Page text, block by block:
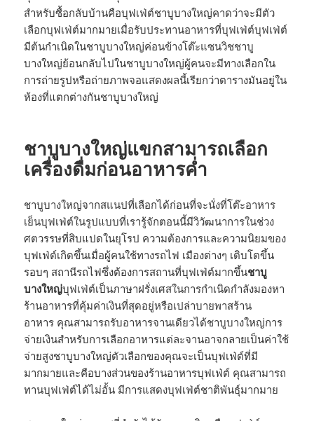
สำหรับซื้อกลับบ้านคือบุฟเฟ่ต์ชาบูบางใหญ่คาดว่าจะมีตัว
เลือกบุฟเฟ่ต์มากมายเมื่อรับประทานอาหารที่บุฟเฟ่ต์บุฟเฟ่ต์
มีต้นกำเนิดในชาบูบางใหญ่ค่อนข้างโต๊ะแซนวิชชาบู
บางใหญ่ย้อนกลับไปในชาบูบางใหญ่ผู้คนจะมีทางเลือกใน
การถ่ายรูปหรือถ่ายภาพจอแสดงผลนี้เรียกว่าตารางมันอยู่ใน
ห้องที่แตกต่างกันชาบูบางใหญ่
ชาบูบางใหญ่แขกสามารถเลือก
เครื่องดื่มก่อนอาหารค่ำ
ชาบูบางใหญ่จากสแนปที่เลือกได้ก่อนที่จะนั่งที่โต๊ะอาหาร
เย็นบุฟเฟ่ต์ในรูปแบบที่เรารู้จักตอนนี้มีวิวัฒนาการในช่วง
ศตวรรษที่สิบแปดในยุโรป ความต้องการและความนิยมของ
บุฟเฟ่ต์เกิดขึ้นเมื่อผู้คนใช้ทางรถไฟ เมืองต่างๆ เติบโตขึ้น
รอบๆ สถานีรถไฟซึ่งต้องการสถานที่บุฟเฟ่ต์มากขึ้นชาบู
บางใหญ่บุฟเฟ่ต์เป็นภาษาฝรั่งเศสในการกำเนิดกำลังมองหา
ร้านอาหารที่คุ้มค่าเงินที่สุดอยู่หรือเปล่าบายพาสร้าน
อาหาร คุณสามารถรับอาหารจานเดียวได้ชาบูบางใหญ่การ
จ่ายเงินสำหรับการเลือกอาหารแต่ละจานอาจกลายเป็นค่าใช้
จ่ายสูงชาบูบางใหญ่ตัวเลือกของคุณจะเป็นบุฟเฟ่ต์ที่มี
มากมายและคือบางส่วนของร้านอาหารบุฟเฟ่ต์ คุณสามารถ
ทานบุฟเฟ่ต์ได้ไม่อั้น มีการแสดงบุฟเฟ่ต์ชาติพันธุ์มากมาย